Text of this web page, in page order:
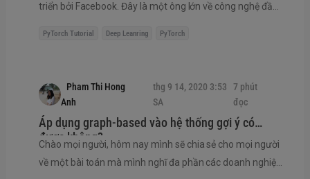
triển bởi Facebook. Đây là một ông lớn về công nghệ đầu
các vấn đề của bạn có thể đã có ai đó giải quyết và chia
sẻ với cộng...
PyTorch Tutorial Deep Leanring PyTorch
Pham Thi Hong
Anh
thg 9 14, 2020 3:53
SA
7 phút
đọc
Áp dụng graph-based vào hệ thống gợi ý có
được không?
Chào mọi người, hôm nay mình sẽ chia sẻ cho mọi người
về một bài toán mà mình nghĩ đa phần các doanh nghiệp